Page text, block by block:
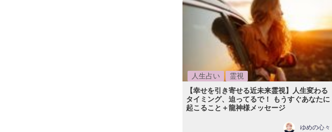
人生占い
霊視
【幸せを引き寄せる近未来霊視】人生変わる
タイミング、迫ってるで！ もうすぐあなたに
起こること＋龍神様メッセージ
ゆめの心々